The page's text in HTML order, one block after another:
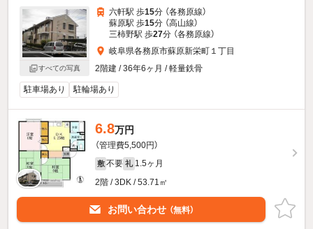
すべての写真
六軒駅 歩15分 （各務原線）
蘇原駅 歩15分 （高山線）
三柿野駅 歩27分 （各務原線）
岐阜県各務原市蘇原新栄町１丁目
2階建 / 36年6ヶ月 / 軽量鉄骨
駐車場あり 駐輪場あり
6.8万円
（管理費5,500円）
敷 不要 礼 1.5ヶ月
2階 / 3DK / 53.71㎡
お問い合わせ （無料）